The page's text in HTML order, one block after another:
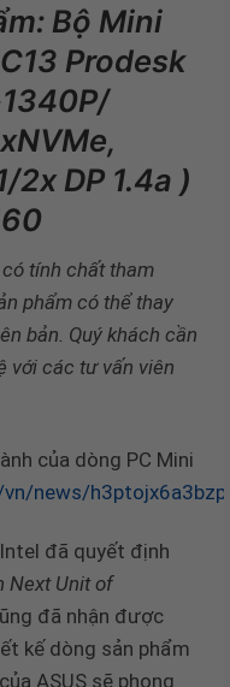
Bộ Mini
Prodesk
2x DP 1.4a )
tính chất tham
phẩm có thể thay
bản. Quý khách cần
với các tư vấn viên
của dòng PC Mini
news/
đã quyết định
Next Unit of
đã nhận được
kế dòng sản phẩm
ASUS sẽ phong